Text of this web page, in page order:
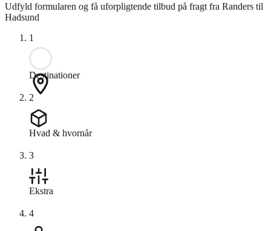
Udfyld formularen og få uforpligtende tilbud på fragt fra Randers til
Hadsund
1
Destinationer
2
Hvad & hvornår
3
Ekstra
4